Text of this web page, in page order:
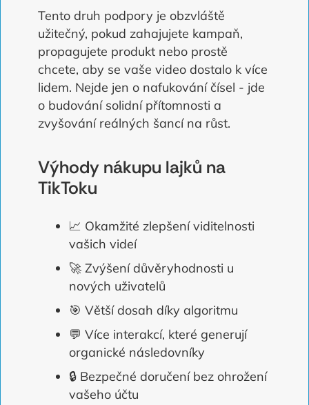
Tento druh podpory je obzvláště
užitečný, pokud zahajujete kampaň,
propagujete produkt nebo prostě
chcete, aby se vaše video dostalo k více
lidem. Nejde jen o nafukování čísel - jde
o budování solidní přítomnosti a
zvyšování reálných šancí na růst.
Výhody nákupu lajků na
TikToku
📈 Okamžité zlepšení viditelnosti
vašich videí
🚀 Zvýšení důvěryhodnosti u
nových uživatelů
🎯 Větší dosah díky algoritmu
💬 Více interakcí, které generují
organické následovníky
🔒 Bezpečné doručení bez ohrožení
vašeho účtu